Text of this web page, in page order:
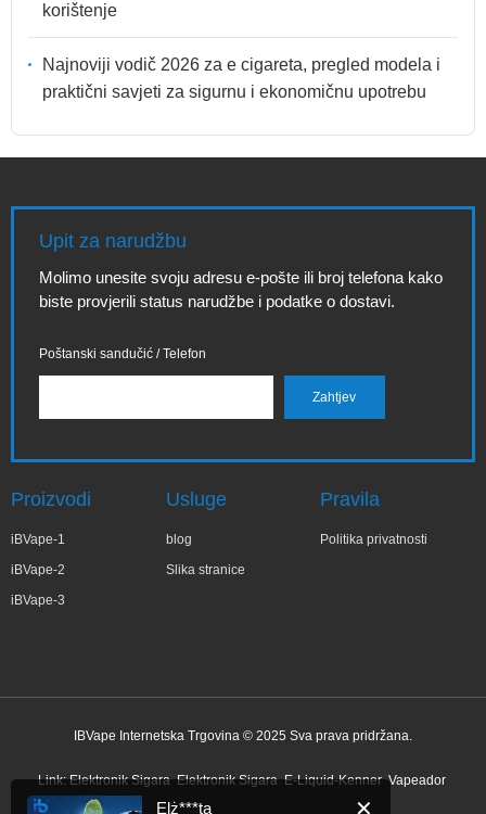
korištenje
Najnoviji vodič 2026 za e cigareta, pregled modela i
praktični savjeti za sigurnu i ekonomičnu upotrebu
Upit za narudžbu
Molimo unesite svoju adresu e-pošte ili broj telefona kako
biste provjerili status narudžbe i podatke o dostavi.
Poštanski sandučić / Telefon
Proizvodi
iBVape-1
iBVape-2
iBVape-3
Usluge
blog
Slika stranice
Pravila
Politika privatnosti
IBVape Internetska Trgovina © 2025 Sva prava pridržana.
Link: Elektronik Sigara Elektronik Sigara E-Liquid-Kenner Vapeador
✕
Elż***ta